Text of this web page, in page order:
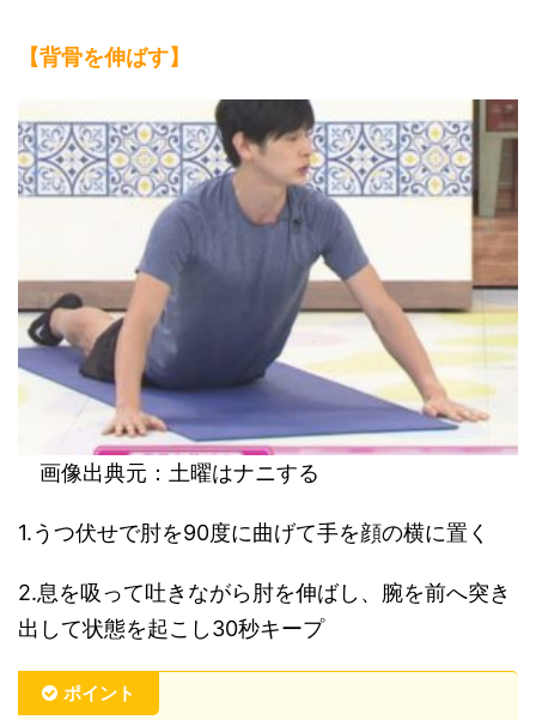
【背骨を伸ばす】
画像出典元：土曜はナニする
1.うつ伏せで肘を90度に曲げて手を顔の横に置く
2.息を吸って吐きながら肘を伸ばし、腕を前へ突き
出して状態を起こし30秒キープ
ポイント